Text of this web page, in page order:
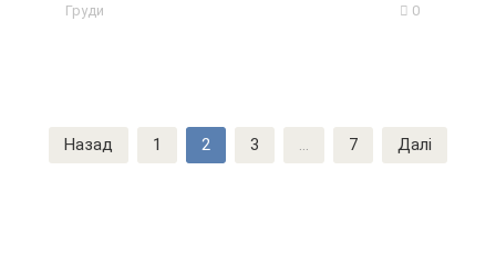
Груди 0
Пагінація
записів
Назад 1 2 3 … 7 Далі